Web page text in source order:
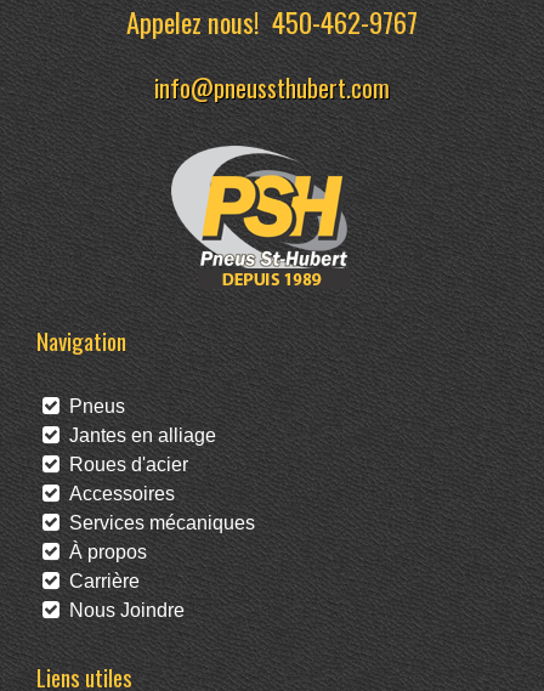
Appelez nous!450-462-9767
info@pneussthubert.com
Navigation
Pneus
Jantes en alliage
Roues d'acier
Accessoires
Services mécaniques
À propos
Carrière
Nous Joindre
Liens utiles